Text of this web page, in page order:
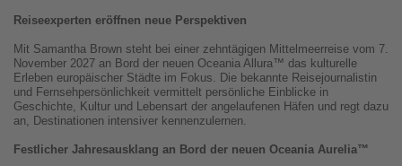
Reiseexperten eröffnen neue Perspektiven
Mit Samantha Brown steht bei einer zehntägigen Mittelmeerreise vom 7.
November 2027 an Bord der neuen Oceania Allura™ das kulturelle
Erleben europäischer Städte im Fokus. Die bekannte Reisejournalistin
und Fernsehpersönlichkeit vermittelt persönliche Einblicke in
Geschichte, Kultur und Lebensart der angelaufenen Häfen und regt dazu
an, Destinationen intensiver kennenzulernen.
Festlicher Jahresausklang an Bord der neuen Oceania Aurelia™